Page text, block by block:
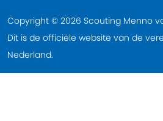
Copyright © 2026 Scouting Menno
Dit is de officiële website van de
Nederland.